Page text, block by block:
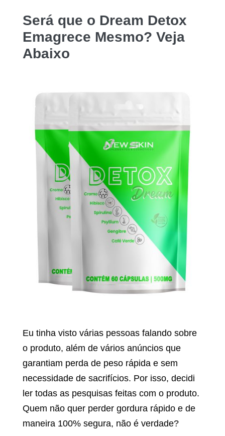
Será que o Dream Detox
Emagrece Mesmo? Veja
Abaixo
Eu tinha visto várias pessoas falando sobre
o produto, além de vários anúncios que
garantiam perda de peso rápida e sem
necessidade de sacrifícios. Por isso, decidi
ler todas as pesquisas feitas com o produto.
Quem não quer perder gordura rápido e de
maneira 100% segura, não é verdade?